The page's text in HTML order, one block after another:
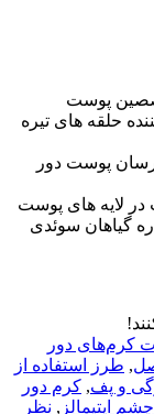
پوست
حلقه های تیره
پوست دور
لایه های پوست
گیاهان سوئدی
کرم‌های دور
, طرز استفاده از
و پف, کرم دور
اپتیمالز , نظر